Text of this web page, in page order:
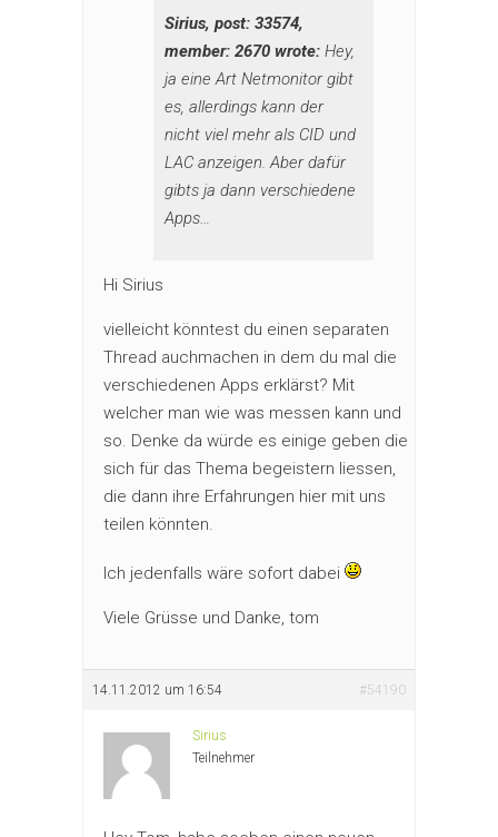
Sirius, post: 33574,
member: 2670 wrote: Hey,
ja eine Art Netmonitor gibt
es, allerdings kann der
nicht viel mehr als CID und
LAC anzeigen. Aber dafür
gibts ja dann verschiedene
Apps…
Hi Sirius
vielleicht könntest du einen separaten
Thread auchmachen in dem du mal die
verschiedenen Apps erklärst? Mit
welcher man wie was messen kann und
so. Denke da würde es einige geben die
sich für das Thema begeistern liessen,
die dann ihre Erfahrungen hier mit uns
teilen könnten.
Ich jedenfalls wäre sofort dabei
Viele Grüsse und Danke, tom
14.11.2012 um 16:54 #54190
Sirius
Teilnehmer